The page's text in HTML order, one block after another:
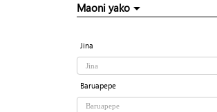
Maoni yako
Jina
Baruapepe